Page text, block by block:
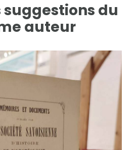
suggestions du
auteur